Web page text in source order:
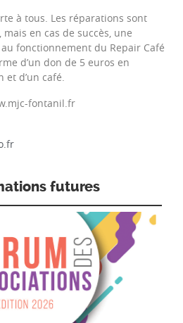
à tous. Les réparations sont
en cas de succès, une
fonctionnement du Repair Café
d’un don de 5 euros en
et d’un café.
fontanil.fr
futures